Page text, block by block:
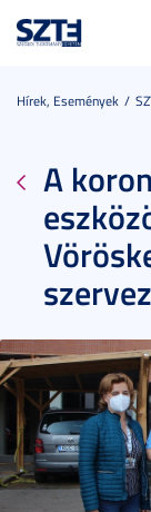
Hírek, Események
A